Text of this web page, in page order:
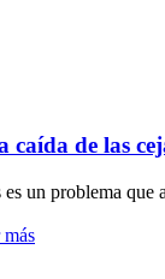
caída de las
un problema que